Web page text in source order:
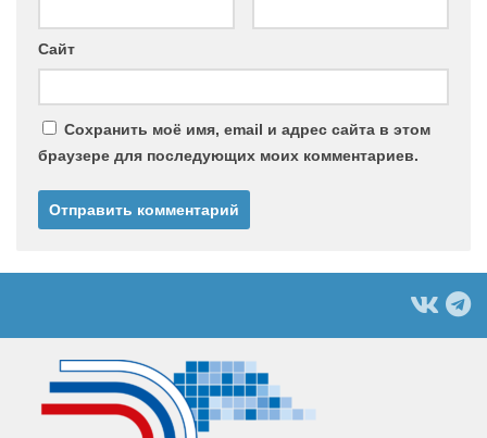
Сайт
Сохранить моё имя, email и адрес сайта в этом
браузере для последующих моих комментариев.